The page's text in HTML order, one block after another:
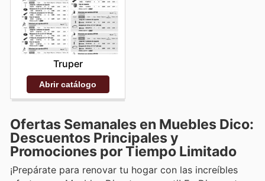
Truper
Abrir catálogo
Ofertas Semanales en Muebles Dico:
Descuentos Principales y
Promociones por Tiempo Limitado
¡Prepárate para renovar tu hogar con las increíbles